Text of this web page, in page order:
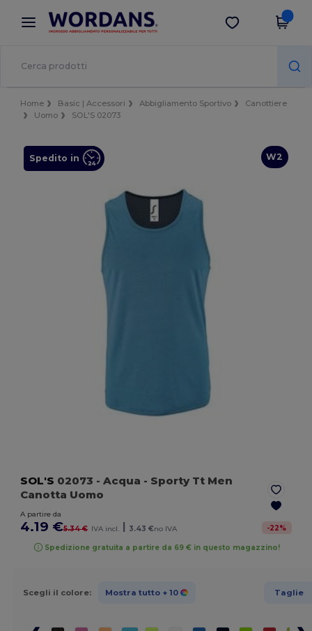
× App Wordans
Prezzi migliori sull'app!
Scarica app
Home Basic | Accessori Abbigliamento Sportivo
Canottiere
Uomo
SOL'S 02073
W2
Spedito in
SOL'S 02073 - Acqua - Sporty Tt Men
Canotta Uomo
A partire da
4.19 €5.34 € IVA incl. | 3.43 €no IVA -22%
Spedizione gratuita a partire da 69 € in questo magazzino!
Scegli il colore: Mostra tutto + 10 Taglie